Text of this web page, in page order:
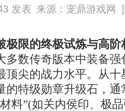
发表 来源：宠鼎游戏网 ]
限的终极试炼与高阶
数传奇版本中装备强
顶尖的战力水平。从
的特级勋章升级石，
料”(如关内侯印、极